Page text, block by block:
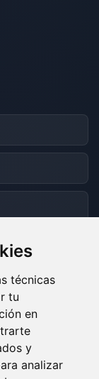
técnicas
tu
en
y
analizar